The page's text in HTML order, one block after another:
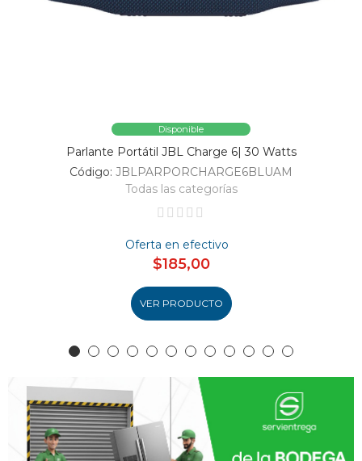
Disponible
Parlante Portátil JBL Charge 6| 30 Watts
Código: JBLPARPORCHARGE6BLUAM
Todas las categorías
Oferta en efectivo
$185,00
VER PRODUCTO